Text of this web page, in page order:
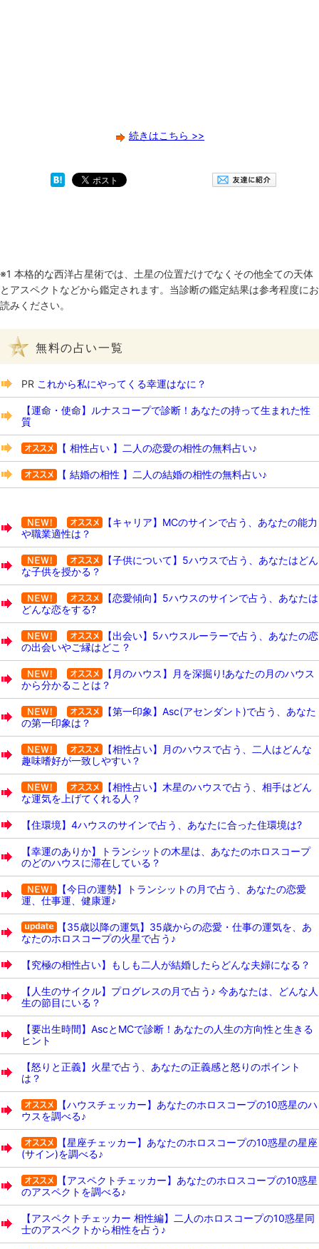
続きはこちら >>
※1 本格的な西洋占星術では、土星の位置だけでなくその他全ての天体
とアスペクトなどから鑑定されます。当診断の鑑定結果は参考程度にお
読みください。
無料の占い一覧
PR これから私にやってくる幸運はなに？
【運命・使命】ルナスコープで診断！あなたの持って生まれた性
質
【 相性占い 】二人の恋愛の相性の無料占い♪
【 結婚の相性 】二人の結婚の相性の無料占い♪
【キャリア】MCのサインで占う、あなたの能力
や職業適性は？
【子供について】5ハウスで占う、あなたはどん
な子供を授かる？
【恋愛傾向】5ハウスのサインで占う、あなたは
どんな恋をする?
【出会い】5ハウスルーラーで占う、あなたの恋
の出会いやご縁はどこ？
【月のハウス】月を深掘り!あなたの月のハウス
から分かることは？
【第一印象】Asc(アセンダント)で占う、あなた
の第一印象は？
【相性占い】月のハウスで占う、二人はどんな
趣味嗜好が一致しやすい？
【相性占い】木星のハウスで占う、相手はどん
な運気を上げてくれる人？
【住環境】4ハウスのサインで占う、あなたに合った住環境は?
【幸運のありか】トランシットの木星は、あなたのホロスコープ
のどのハウスに滞在している？
【今日の運勢】トランシットの月で占う、あなたの恋愛
運、仕事運、健康運♪
【35歳以降の運気】35歳からの恋愛・仕事の運気を、あ
なたのホロスコープの火星で占う♪
【究極の相性占い】もしも二人が結婚したらどんな夫婦になる？
【人生のサイクル】プログレスの月で占う♪ 今あなたは、どんな人
生の節目にいる？
【要出生時間】AscとMCで診断！あなたの人生の方向性と生きる
ヒント
【怒りと正義】火星で占う、あなたの正義感と怒りのポイント
は？
【ハウスチェッカー】あなたのホロスコープの10惑星のハ
ウスを調べる♪
【星座チェッカー】あなたのホロスコープの10惑星の星座
(サイン)を調べる♪
【アスペクトチェッカー】あなたのホロスコープの10惑星
のアスペクトを調べる♪
【アスペクトチェッカー 相性編】二人のホロスコープの10惑星同
士のアスペクトから相性を占う♪